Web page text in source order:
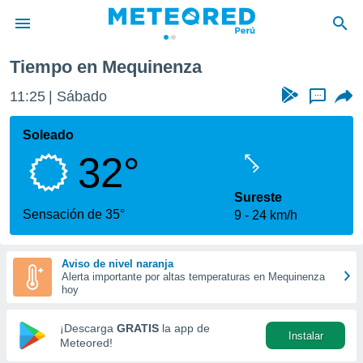
de
ha sido
calidad.
a este
las
y
forma
digital
basada
Tiempo en Mequinenza
11:25 Sábado ...
Soleado
32°
Sensación de 35°
Sureste
9
24 km/h
Aviso de nivel naranja
Alerta importante por altas temperaturas en Mequinenza
hoy
¡Descarga GRATIS la app de
Meteored!
Instalar